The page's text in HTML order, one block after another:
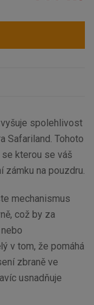
spolehlivost
Safariland. Tohoto
kterou se váš
na pouzdru.
mechanismus
což by za
v tom, že pomáhá
zbraně ve
usnadňuje